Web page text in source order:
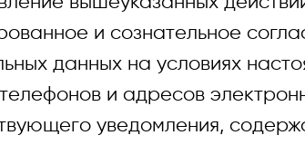
и сознательное
данных на условиях
и адресов
уведомления,